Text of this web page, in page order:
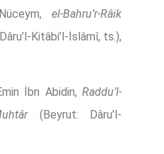
el-Bahru’r-Râik
Kitâbi’l-İslâmî, ts.),
İbn Abidin, Raddu’l-
(Beyrut: Dâru’l-